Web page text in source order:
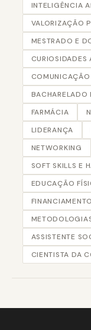
INTELIGÊNCIA
VALORIZAÇÃO
MESTRADO E
CURIOSIDADES
COMUNICAÇÃO
BACHARELADO
FARMÁCIA
LIDERANÇA
NETWORKING
SOFT SKILLS E
EDUCAÇÃO
ASSISTENTE
CIENTISTA DA